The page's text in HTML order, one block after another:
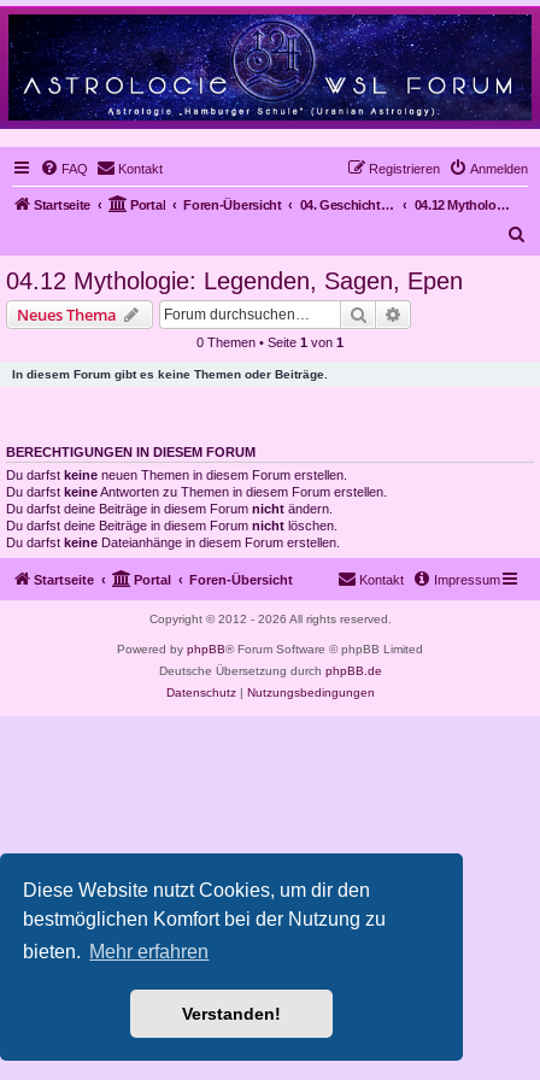
Diese Website nutzt Cookies, um dir den
bestmöglichen Komfort bei der Nutzung zu
bieten. Mehr erfahren
Verstanden!
FAQ Kontakt Anmelden
Registrieren
Startseite Portal Foren-Übersicht 04. Geschichte der Astrologie
04.12 Mythologie: Legenden, Sagen, Epen
04.12 Mythologie: Legenden, Sagen, Epen
Neues Thema Suche
0 Themen • Seite 1 von 1
In diesem Forum gibt es keine Themen oder Beiträge.
BERECHTIGUNGEN IN DIESEM FORUM
Du darfst keine neuen Themen in diesem Forum erstellen.
Du darfst keineAntworten zu Themen in diesem Forum erstellen.
Du darfst deine Beiträge in diesem Forum nicht ändern.
Du darfst deine Beiträge in diesem Forum nicht löschen.
Du darfst keine Dateianhänge in diesem Forum erstellen.
Startseite Portal Foren-Übersicht Impressum
Kontakt
Copyright © 2012 - 2026 All rights reserved.
Powered by phpBB® Forum Software © phpBB Limited
Deutsche Übersetzung durch phpBB.de
Datenschutz| Nutzungsbedingungen